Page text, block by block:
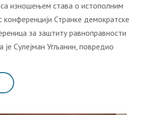
са изношењем става о истополним
конференцији Странке демократске
за заштиту равноправности
Сулејман Угљанин, повредио